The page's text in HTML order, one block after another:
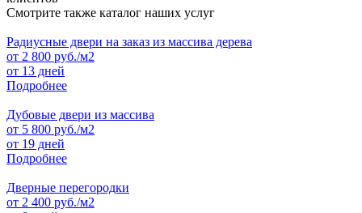
Смотрите также каталог наших услуг
Радиусные двери на заказ из массива дерева
от 2 800 руб./м2
от 13 дней
Подробнее
Дубовые двери из массива
от 5 800 руб./м2
от 19 дней
Подробнее
Дверные перегородки
от 2 400 руб./м2